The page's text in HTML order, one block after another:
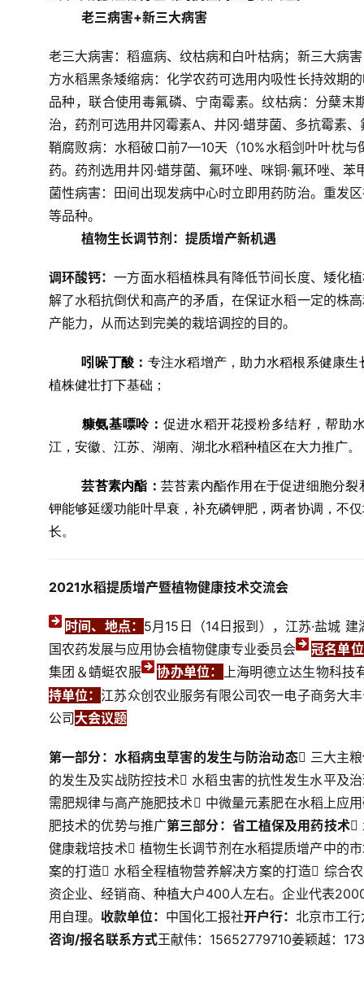
老三病害+新三大病害
老三大病害：稻瘟病、纹枯病和白叶枯病；新三大病
方水稻黑条矮缩病：化学农药可选用内吸性长持效期
品种，联合使用毒氟磷、宁南霉素。纹枯病：分蘖末
治，药剂可选用井冈霉素A、井冈·蜡芽菌、多抗霉素
鞘腐败病：水稻破口前7—10天（10%水稻剑叶叶枕
药。药剂选用井冈·蜡芽菌、氟环唑、咪铜·氟环唑、苯
菌性病害：田间出现发病中心时立即用药防治。重发
等品种。
植物生长调节剂：提质增产新机遇
调环酸钙：一方面水稻植株具有降低节间长度、矮化
解了水稻抗倒伏和高产的矛盾，在保证水稻一定的株
产能力，从而达到完美的栽培调控的目的。
吲哚丁酸： 专注水稻增产，助力水稻根系健康
植株健壮打下基础；
糠氨基嘌呤： 促进水稻开花授粉多结籽，帮助
江，安徽、江苏、湖南、湖北水稻种植区在大力推广。
芸苔素内酯： 芸苔素内酯作用在于促进细胞分
钾能够延缓功能叶早衰，补充磷钾肥，两者协调，不
长。
2021水稻提质增产暨植物健康技术交流会
时间、地点： 5月15日（14日报到）， 江苏·盐城
国农药发展与应用协会植物健康专业委员会
冠名单
集团＆蜻蜓农服
协办单位： 上海明德立达生物科技
持单位： 江苏众创农业服务有限公司农一电子商务大
公司大会议题
第一部分：水稻病虫草害的发生与防治动态 三大主
的发生及实战防控技术 水稻虫害的抗性发生水平及
需肥规律与高产施肥技术 中微量元素肥在水稻上应
肥技术的优势与推广第三部分：省工植保及用药技术
健康栽培技术 植物生长调节剂在水稻提质增产中的
案的打造 水稻全程植物营养解决方案的打造 综合
资企业、经销商、种植大户400人左右。企业代表
用自理。 收款单位： 中国化工报社开户行： 北京市工
咨询/报名联系方式王献伟：15652779710姜颖越：